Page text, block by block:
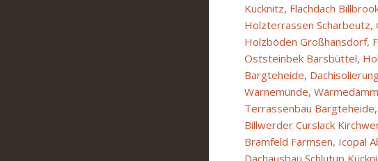
Kücknitz, Flachdach
Holzterrassen Scharbeutz,
Holzböden Großhansdorf,
Oststeinbek Barsbüttel,
Bargteheide,
Warnemünde,
Terrassenbau Bargteheide,
Billwerder Curslack
Bramfeld Farmsen, Icopal
Dachausbau Schlutup